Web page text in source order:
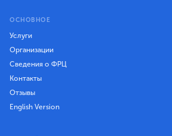
ОСНОВНОЕ
Услуги
Организации
Сведения о ФРЦ
Контакты
Отзывы
English Version